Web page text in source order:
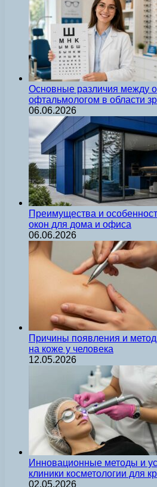
Основные различия между
офтальмологом в области
06.06.2026
Преимущества и
окон для дома и офиса
06.06.2026
Причины появления и
на коже у человека
12.05.2026
Инновационные методы и
клиники косметологии для
02.05.2026